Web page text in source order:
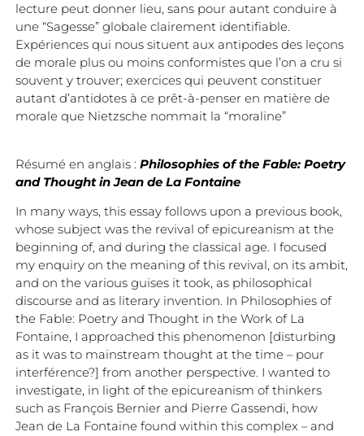
lecture peut donner lieu, sans pour autant conduire à
une “Sagesse” globale clairement identifiable.
Expériences qui nous situent aux antipodes des leçons
de morale plus ou moins conformistes que l’on a cru si
souvent y trouver; exercices qui peuvent constituer
autant d’antidotes à ce prêt-à-penser en matière de
morale que Nietzsche nommait la “moraline”
Résumé en anglais :Philosophies of the Fable: Poetry
and Thought in Jean de La Fontaine
In many ways, this essay follows upon a previous book,
whose subject was the revival of epicureanism at the
beginning of, and during the classical age. I focused
my enquiry on the meaning of this revival, on its ambit,
and on the various guises it took, as philosophical
discourse and as literary invention. In Philosophies of
the Fable: Poetry and Thought in the Work of La
Fontaine, I approached this phenomenon [disturbing
as it was to mainstream thought at the time – pour
interférence?] from another perspective. I wanted to
investigate, in light of the epicureanism of thinkers
such as François Bernier and Pierre Gassendi, how
Jean de La Fontaine found within this complex – and